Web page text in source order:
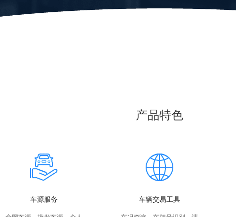
产品特色
车源服务 车辆交易工具